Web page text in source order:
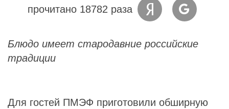
прочитано 18782 раза
Блюдо имеет стародавние российские
традиции
Для гостей ПМЭФ приготовили обширную